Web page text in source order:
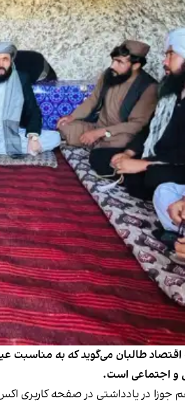
طالبان می‌گوید که به مناسبت
و اجتماعی است.
در یادداشتی در صفحه کاربری